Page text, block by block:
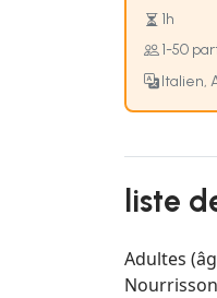
1h
1-50
Italien,
liste
Adultes